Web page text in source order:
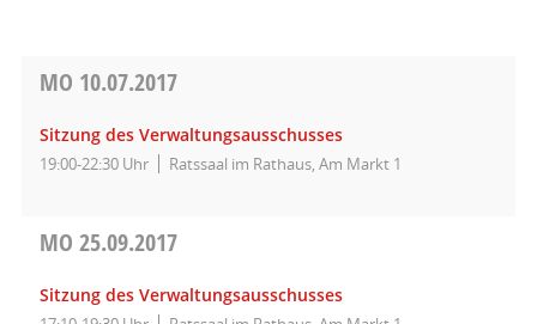
MO 10.07.2017
Sitzung des Verwaltungsausschusses
19:00-22:30 Uhr Ratssaal im Rathaus, Am Markt 1
MO 25.09.2017
Sitzung des Verwaltungsausschusses